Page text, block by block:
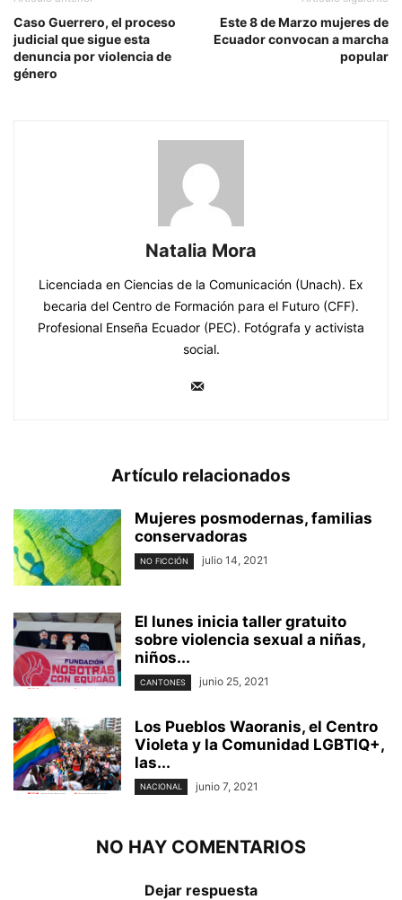
Caso Guerrero, el proceso
judicial que sigue esta
denuncia por violencia de
género
Este 8 de Marzo mujeres de
Ecuador convocan a marcha
popular
Natalia Mora
Licenciada en Ciencias de la Comunicación (Unach). Ex
becaria del Centro de Formación para el Futuro (CFF).
Profesional Enseña Ecuador (PEC). Fotógrafa y activista
social.
Artículo relacionados
Mujeres posmodernas, familias
conservadoras
NO FICCIÓN julio 14, 2021
El lunes inicia taller gratuito
sobre violencia sexual a niñas,
niños...
CANTONES junio 25, 2021
Los Pueblos Waoranis, el Centro
Violeta y la Comunidad LGBTIQ+,
las...
NACIONAL junio 7, 2021
NO HAY COMENTARIOS
Dejar respuesta